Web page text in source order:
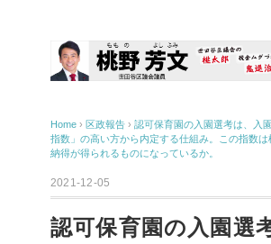
Home › 区政報告 › 認可保育園の入園選考は、入
指数」の高い方から内定する仕組み。この指数
納得が得られるものになっているか。
2021-12-05
認可保育園の入園選